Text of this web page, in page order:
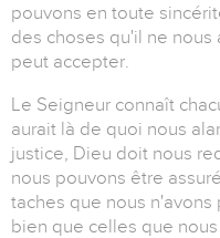
pouvons en toute
des choses qu'il ne nous
peut accepter.
Le Seigneur connaît
aurait là de quoi nous
justice, Dieu doit nous
nous pouvons être
taches que nous
bien que celles que